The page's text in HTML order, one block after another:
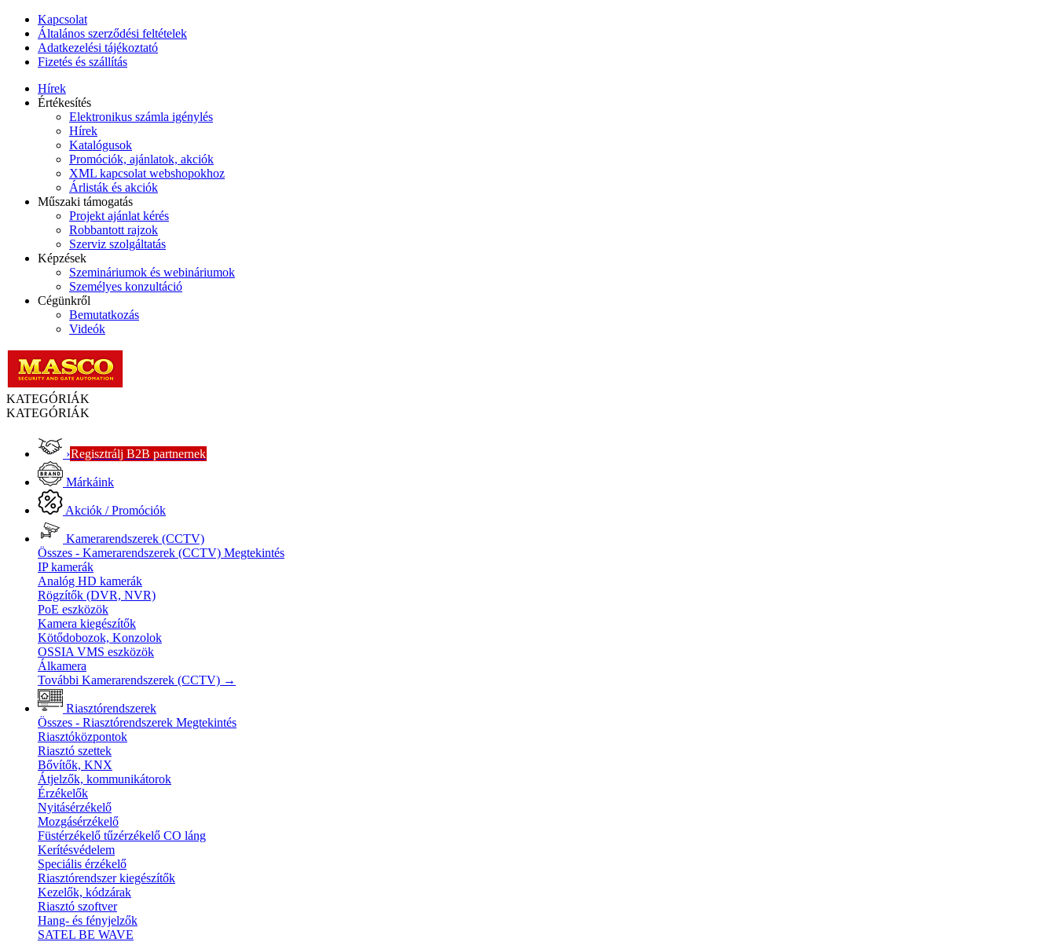
Kapcsolat
Általános szerződési feltételek
Adatkezelési tájékoztató
Fizetés és szállítás
Hírek
Értékesítés
Elektronikus számla igénylés
Hírek
Katalógusok
Promóciók, ajánlatok, akciók
XML kapcsolat webshopokhoz
Árlisták és akciók
Műszaki támogatás
Projekt ajánlat kérés
Robbantott rajzok
Szerviz szolgáltatás
Képzések
Szemináriumok és webináriumok
Személyes konzultáció
Cégünkről
Bemutatkozás
Videók
KATEGÓRIÁK
KATEGÓRIÁK
›Regisztrálj B2B partnernek
Márkáink
Akciók / Promóciók
Kamerarendszerek (CCTV)
Összes - Kamerarendszerek (CCTV) Megtekintés
IP kamerák
Analóg HD kamerák
Rögzítők (DVR, NVR)
PoE eszközök
Kamera kiegészítők
Kötődobozok, Konzolok
OSSIA VMS eszközök
Álkamera
További Kamerarendszerek (CCTV) →
Riasztórendszerek
Összes - Riasztórendszerek Megtekintés
Riasztóközpontok
Riasztó szettek
Bővítők, KNX
Átjelzők, kommunikátorok
Érzékelők
Nyitásérzékelő
Mozgásérzékelő
Füstérzékelő tűzérzékelő CO láng
Kerítésvédelem
Speciális érzékelő
Riasztórendszer kiegészítők
Kezelők, kódzárak
Riasztó szoftver
Hang- és fényjelzők
SATEL BE WAVE